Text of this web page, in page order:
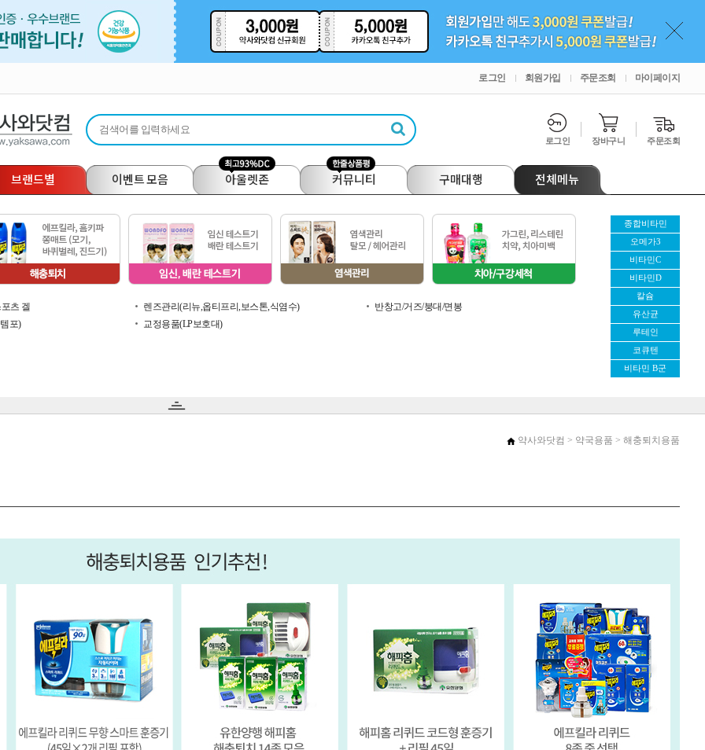
로그인 회원가입 주문조회 마이페이지
주문조회
장바구니
로그인
브랜드별 이벤트 모음 아울렛존 커뮤니티 구매대행 전체메뉴
츠 겔 렌즈관리(리뉴,옵티프리,보스톤,식염수)
반창고/거즈/붕대/면봉
포)
교정용품(LP보호대)
종합비타민
오메가3
비타민C
비타민D
칼슘
유산균
루테인
코큐텐
비타민 B군
약사와닷컴 > 약국용품 > 해충퇴치용품